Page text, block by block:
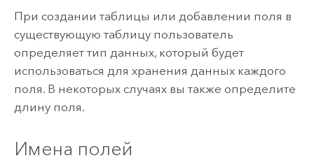
При создании таблицы или добавлении поля в
существующую таблицу пользователь
определяет тип данных, который будет
использоваться для хранения данных каждого
поля. В некоторых случаях вы также определите
длину поля.
Имена полей